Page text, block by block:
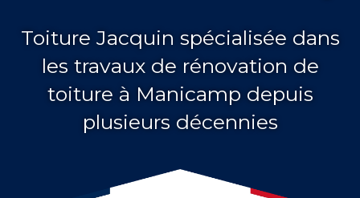
Toiture Jacquin spécialisée dans
les travaux de rénovation de
toiture à Manicamp depuis
plusieurs décennies